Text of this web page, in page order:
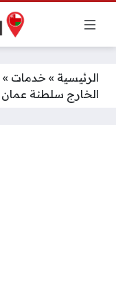
الرئيسية » خدمات »
الخارج سلطنة عمان